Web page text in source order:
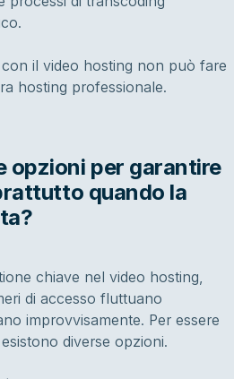
il video hosting non può fare
hosting professionale.
opzioni per garantire
quando la
chiave nel video hosting,
di accesso fluttuano
improvvisamente. Per essere
diverse opzioni.